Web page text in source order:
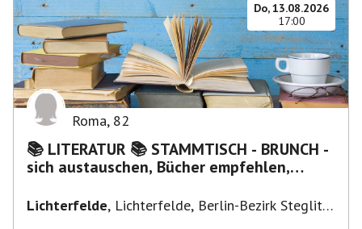
Do, 13.08.2026
17:00
Roma, 82
📚 LITERATUR 📚 STAMMTISCH - BRUNCH -
sich austauschen, Bücher empfehlen,
Lichterfelde, Lichterfelde, Berlin-Bezirk Steglitz-